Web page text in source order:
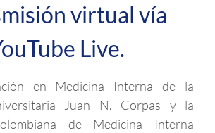
virtual vía
Live.
en Medicina Interna de la
Juan N. Corpas y la
de Medicina Interna